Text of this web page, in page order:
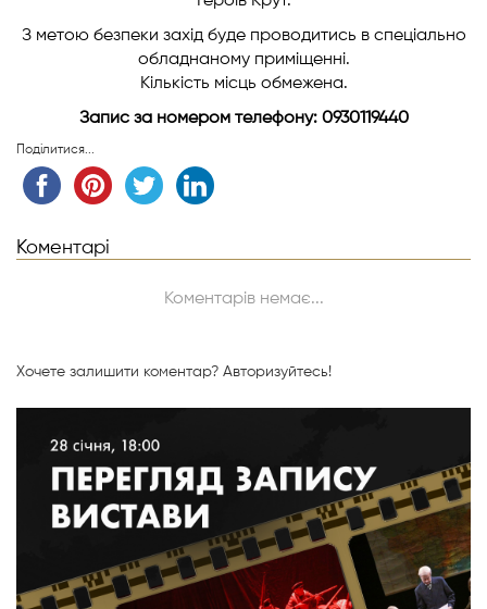
З метою безпеки захід буде проводитись в спеціально
обладнаному приміщенні.
Кількість місць обмежена.
Запис за номером телефону: 0930119440
Поділитися...
Коментарі
Коментарів немає...
Хочете залишити коментар? Авторизуйтесь!